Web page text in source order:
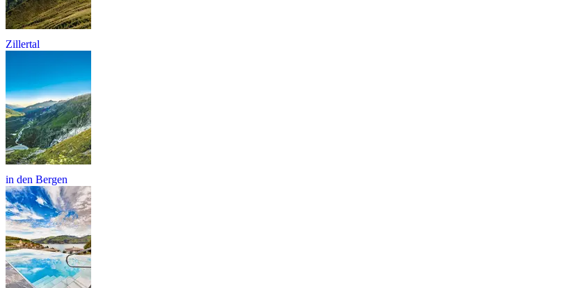
Zillertal
in den Bergen